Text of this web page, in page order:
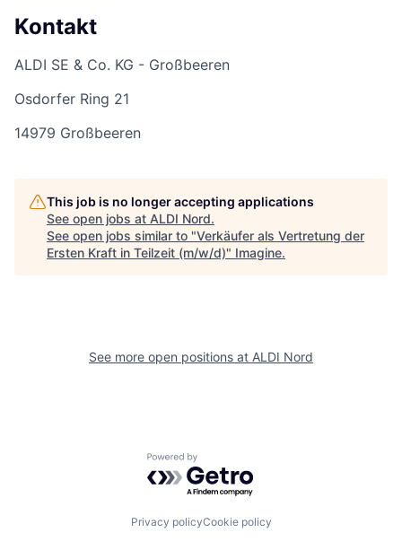
Kontakt
ALDI SE & Co. KG - Großbeeren
Osdorfer Ring 21
14979 Großbeeren
This job is no longer accepting applications
See open jobs at ALDI Nord.
See open jobs similar to "Verkäufer als Vertretung der
Ersten Kraft in Teilzeit (m/w/d)" Imagine.
See more open positions at ALDI Nord
Powered by Getro.com
Privacy policyCookie policy